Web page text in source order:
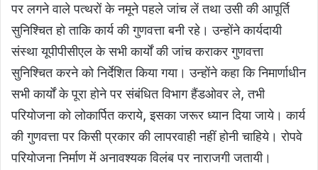
पर लगने वाले पत्थरों के नमूने पहले जांच लें तथा उसी की आपूर्ति
सुनिश्चित हो ताकि कार्य की गुणवत्ता बनी रहे। उन्होंने कार्यदायी
संस्था यूपीपीसीएल के सभी कार्यों की जांच कराकर गुणवत्ता
सुनिश्चित करने को निर्देशित किया गया। उन्होंने कहा कि निमार्णाधीन
सभी कार्यों के पूरा होने पर संबंधित विभाग हैंडओवर ले, तभी
परियोजना को लोकार्पित कराये, इसका जरूर ध्यान दिया जाये। कार्य
की गुणवत्ता पर किसी प्रकार की लापरवाही नहीं होनी चाहिये। रोपवे
परियोजना निर्माण में अनावश्यक विलंब पर नाराजगी जतायी।